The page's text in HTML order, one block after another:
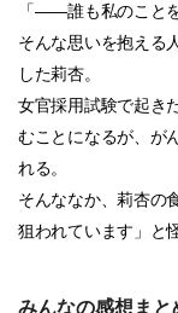
「――誰も私のこと
そんな思いを抱える
した莉杏。
女官採用試験で起き
むことになるが、が
れる。
そんななか、莉杏の
狙われています」と
みんなの感想まと